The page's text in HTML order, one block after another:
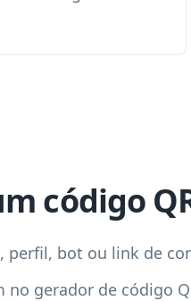
código
perfil, bot ou link de
no gerador de código